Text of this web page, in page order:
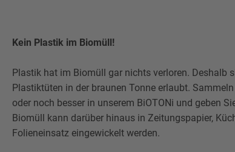
Kein Plastik im Biomüll!
Plastik hat im Biomüll gar nichts verloren. Deshalb
Plastiktüten in der braunen Tonne erlaubt.
oder noch besser in unserem BiOTONi und geben
Biomüll kann darüber hinaus in Zeitungspapier,
Folieneinsatz eingewickelt werden.